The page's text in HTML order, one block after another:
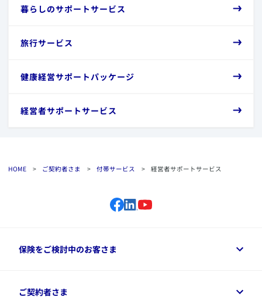
​暮らしのサポートサービス
​旅行サービス
​健康経営サポートパッケージ
​経営者サポートサービス
HOME > ご契約者さま > 付帯サービス > 経営者サポートサービス
保険をご検討中のお客さま
保険をご検討中のお客さまトップ
ご契約者さま